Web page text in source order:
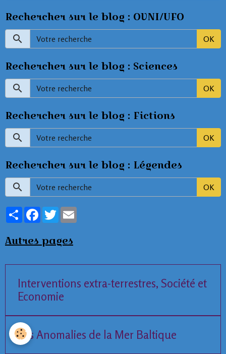
Rechercher sur le blog : OVNI/UFO
OK
Rechercher sur le blog : Sciences
OK
Rechercher sur le blog : Fictions
OK
Rechercher sur le blog : Légendes
OK
PartagerFacebookTwitter
Autres pages
Interventions extra-terrestres, Société et
Economie
Les Anomalies de la Mer Baltique